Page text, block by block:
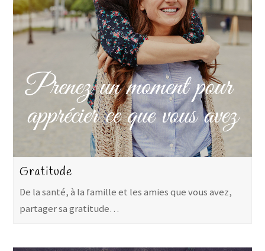
Gratitude
De la santé, à la famille et les amies que vous avez,
partager sa gratitude…